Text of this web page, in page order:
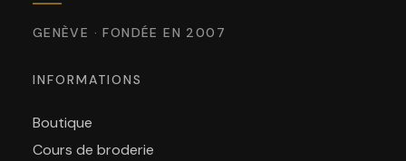
GENÈVE · FONDÉE EN 2007
INFORMATIONS
Boutique
Cours de broderie